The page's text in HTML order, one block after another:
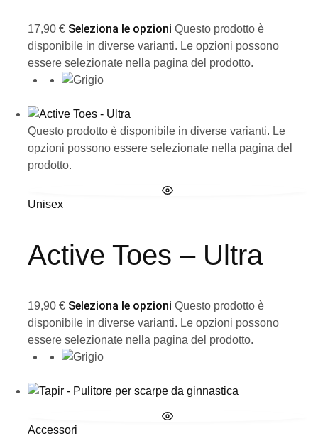
17,90 € Seleziona le opzioni Questo prodotto è
disponibile in diverse varianti. Le opzioni possono
essere selezionate nella pagina del prodotto.
Questo prodotto è disponibile in diverse varianti. Le
opzioni possono essere selezionate nella pagina del
prodotto.
Unisex
Active Toes – Ultra
19,90 € Seleziona le opzioni Questo prodotto è
disponibile in diverse varianti. Le opzioni possono
essere selezionate nella pagina del prodotto.
Accessori